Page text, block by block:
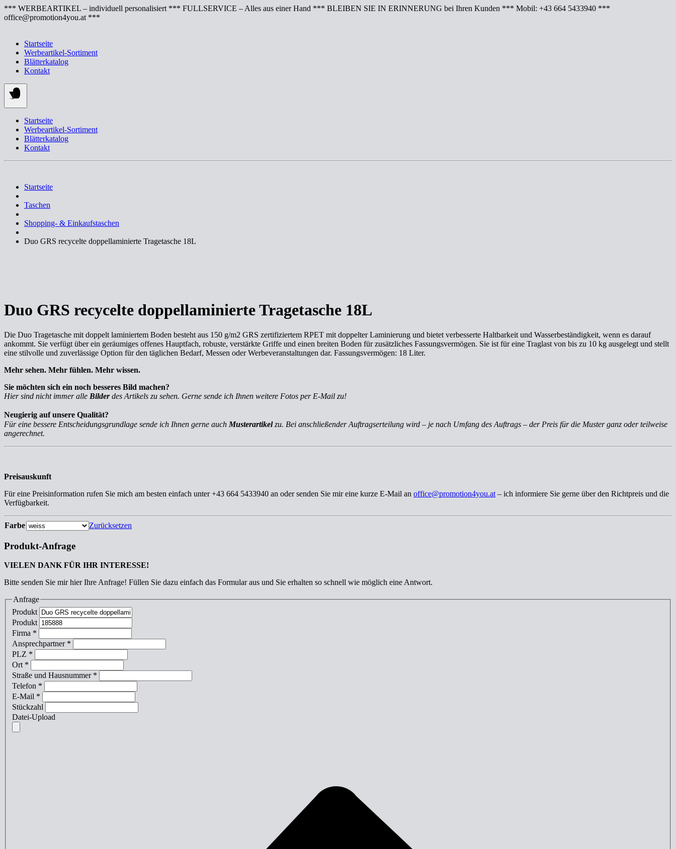
Springe
zum
*** WERBEARTIKEL – individuell personalisiert *** FULLSERVICE – Alles aus einer Hand *** BLEIBEN SIE IN ERINNERUNG bei Ihren Kunden *** Mobil: +43 664 5433940 ***
office@promotion4you.at ***
Startseite
Werbeartikel-Sortiment
Blätterkatalog
Kontakt
Startseite
Werbeartikel-Sortiment
Blätterkatalog
Kontakt
Startseite
Taschen
Shopping- & Einkaufstaschen
Duo GRS recycelte doppellaminierte Tragetasche 18L
Duo GRS recycelte doppellaminierte Tragetasche 18L
Die Duo Tragetasche mit doppelt laminiertem Boden besteht aus 150 g/m2 GRS zertifiziertem RPET mit doppelter Laminierung und bietet verbesserte Haltbarkeit und Wasserbeständigkeit, wenn es darauf
ankommt. Sie verfügt über ein geräumiges offenes Hauptfach, robuste, verstärkte Griffe und einen breiten Boden für zusätzliches Fassungsvermögen. Sie ist für eine Traglast von bis zu 10 kg ausgelegt und stellt
eine stilvolle und zuverlässige Option für den täglichen Bedarf, Messen oder Werbeveranstaltungen dar. Fassungsvermögen: 18 Liter.
Mehr sehen. Mehr fühlen. Mehr wissen.
Sie möchten sich ein noch besseres Bild machen?
Hier sind nicht immer alle Bilderdes Artikels zu sehen. Gerne sende ich Ihnen weitere Fotos per E-Mail zu!
Neugierig auf unsere Qualität?
Für eine bessere Entscheidungsgrundlage sende ich Ihnen gerne auch Musterartikelzu. Bei anschließender Auftragserteilung wird – je nach Umfang des Auftrags – der Preis für die Muster ganz oder teilweise
angerechnet.
Preisauskunft
Für eine Preisinformation rufen Sie mich am besten einfach unter +43 664 5433940 an oder senden Sie mir eine kurze E-Mail an office@promotion4you.at – ich informiere Sie gerne über den Richtpreis und die
Verfügbarkeit.
Farbe Zurücksetzen
Produkt-Anfrage
VIELEN DANK FÜR IHR INTERESSE!
Bitte senden Sie mir hier Ihre Anfrage! Füllen Sie dazu einfach das Formular aus und Sie erhalten so schnell wie möglich eine Antwort.
Anfrage
Produkt
Produkt
Firma *
Ansprechpartner *
PLZ *
Ort *
Straße und Hausnummer *
Telefon *
E-Mail *
Stückzahl
Datei-Upload